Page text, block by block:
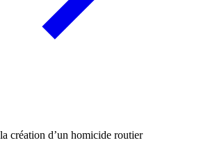
création d’un homicide routier